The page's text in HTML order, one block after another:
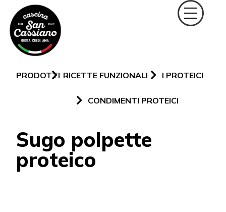
PRODOTTI RICETTE FUNZIONALI I PROTEICI
CONDIMENTI PROTEICI
Sugo polpette
proteico